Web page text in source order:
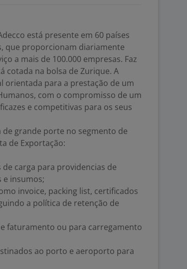
está presente em 60 países
que proporcionam diariamente
a mais de 100.000 empresas. Faz
cotada na bolsa de Zurique. A
orientada para a prestação de um
com o compromisso de um
e competitivas para os seus
grande porte no segmento de
de Exportação:
carga para providencias de
e insumos;
invoice, packing list, certificados
a política de retenção de
faturamento ou para carregamento
ao porto e aeroporto para